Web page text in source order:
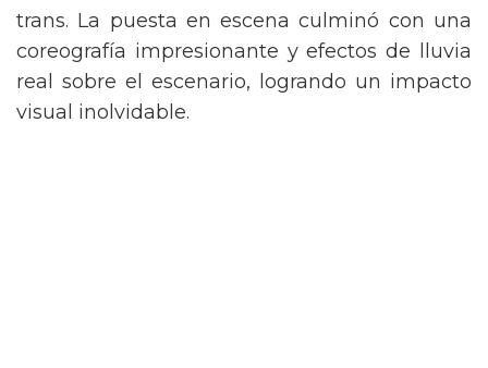
trans. La puesta en escena culminó con una
coreografía impresionante y efectos de lluvia
real sobre el escenario, logrando un impacto
visual inolvidable.